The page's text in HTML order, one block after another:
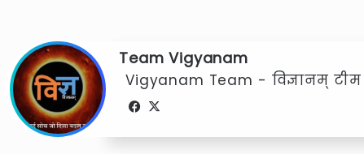
Team Vigyanam
Vigyanam Team - विज्ञानम् टीम
Facebook